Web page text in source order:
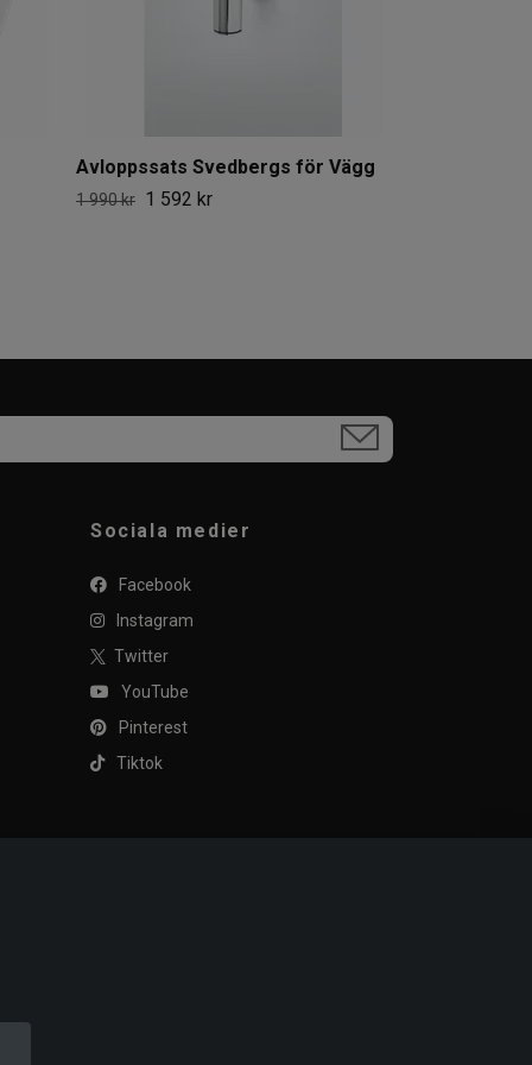
Avloppssats Svedbergs för Vägg
1 990 kr 1 592 kr
Sociala medier
Facebook
Instagram
Twitter
YouTube
Pinterest
Tiktok